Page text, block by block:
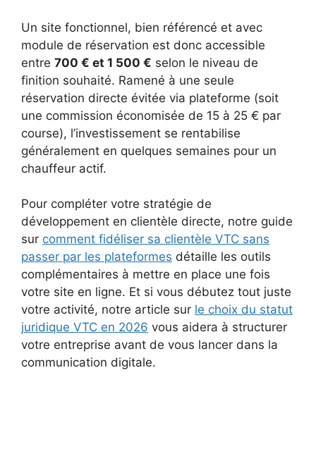
Un site fonctionnel, bien référencé et avec
module de réservation est donc accessible
entre 700 € et 1 500 € selon le niveau de
finition souhaité. Ramené à une seule
réservation directe évitée via plateforme (soit
une commission économisée de 15 à 25 € par
course), l’investissement se rentabilise
généralement en quelques semaines pour un
chauffeur actif.
Pour compléter votre stratégie de
développement en clientèle directe, notre guide
sur comment fidéliser sa clientèle VTC sans
passer par les plateformes détaille les outils
complémentaires à mettre en place une fois
votre site en ligne. Et si vous débutez tout juste
votre activité, notre article sur le choix du statut
juridique VTC en 2026 vous aidera à structurer
votre entreprise avant de vous lancer dans la
communication digitale.